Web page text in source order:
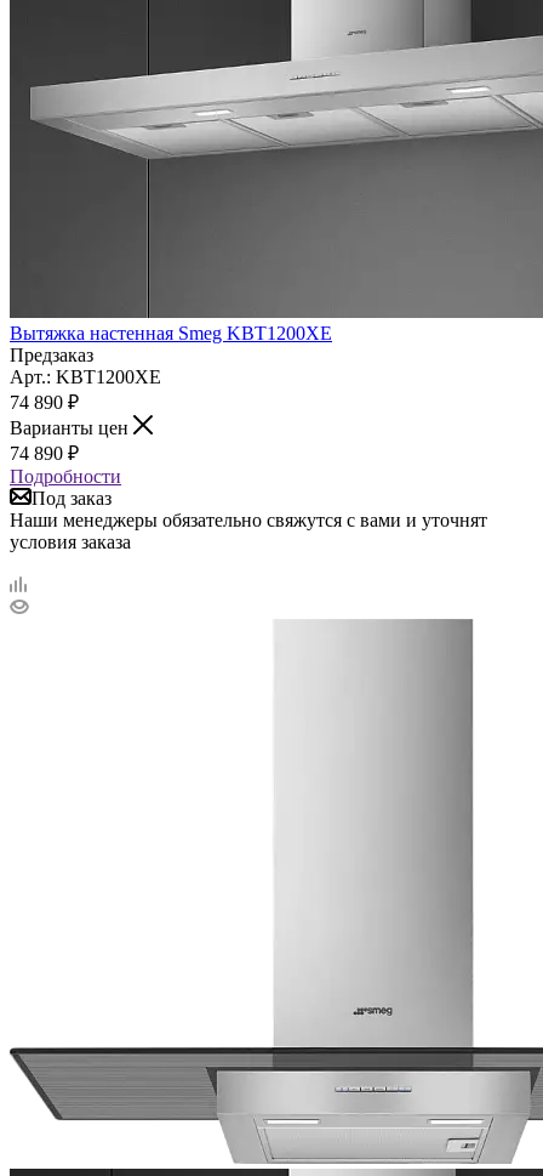
Вытяжка настенная Smeg KBT1200XE
Предзаказ
Арт.: KBT1200XE
74 890 ₽
Варианты цен
74 890 ₽
Подробности
Под заказ
Наши менеджеры обязательно свяжутся с вами и уточнят
условия заказа